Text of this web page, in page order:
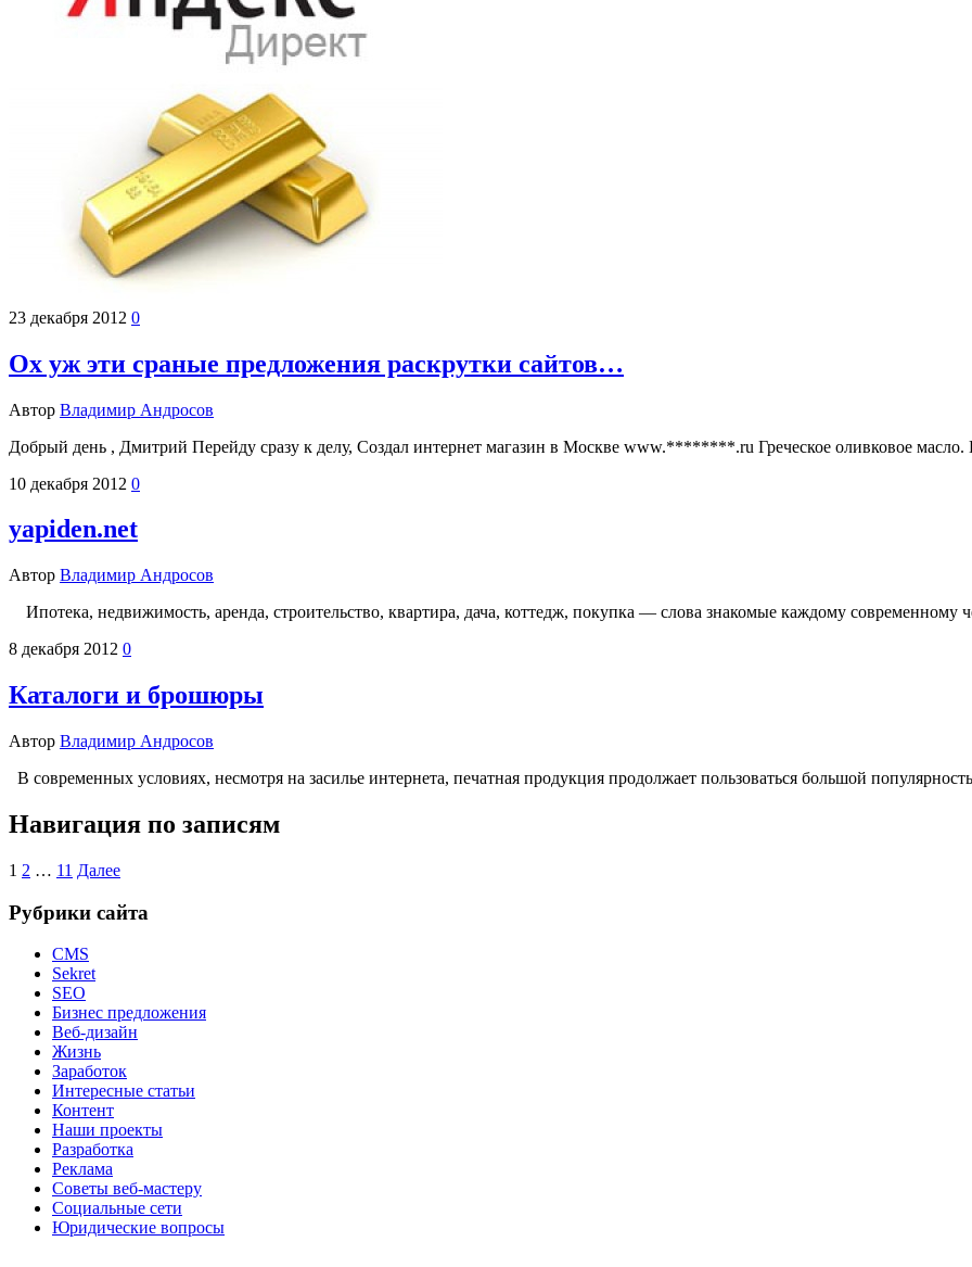
23 декабря 2012 0
Ох уж эти сраные предложения раскрутки сайтов…
Автор Владимир Андросов
Добрый день , Дмитрий Перейду сразу к делу, Создал интернет магазин в Москве www.********.ru Греческое оливковое
10 декабря 2012 0
yapiden.net
Автор Владимир Андросов
Ипотека, недвижимость, аренда, строительство, квартира, дача, коттедж, покупка — слова знакомые каждому
8 декабря 2012 0
Каталоги и брошюры
Автор Владимир Андросов
В современных условиях, несмотря на засилье интернета, печатная продукция продолжает пользоваться большой
Навигация по записям
1 2 … 11 Далее
Рубрики сайта
CMS
Sekret
SEO
Бизнес предложения
Веб-дизайн
Жизнь
Заработок
Интересные статьи
Контент
Наши проекты
Разработка
Реклама
Советы веб-мастеру
Социальные сети
Юридические вопросы